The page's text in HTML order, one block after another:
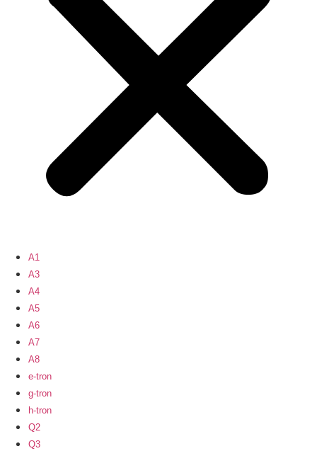
A1
A3
A4
A5
A6
A7
A8
e-tron
g-tron
h-tron
Q2
Q3